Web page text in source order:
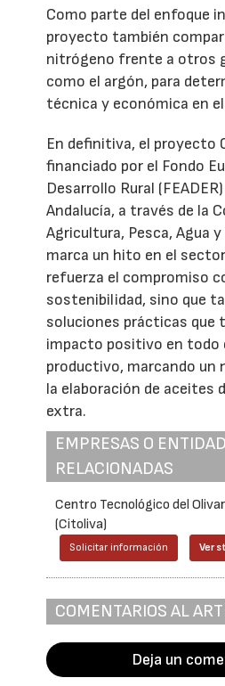
Como parte del enfoque
proyecto también
nitrógeno frente a otros
como el argón, para
técnica y económica en
En definitiva, el proyecto
financiado por el Fondo
Desarrollo Rural
Andalucía, a través de la
Agricultura, Pesca, Agua
marca un hito en el
refuerza el compromiso
sostenibilidad, sino que
soluciones prácticas que
impacto positivo en todo
productivo, marcando un
la elaboración de aceites
extra.
EMPRESAS O
RELACIONADAS
Centro Tecnológico del
(Citoliva)
Solicitar información Ver
COMENTARIOS AL
Deja un